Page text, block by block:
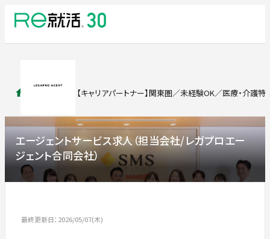
【キャリアパートナー】関東圏／未経験OK／医療・介護
エージェントサービス求人（担当会社/レガプロエー
ジェント合同会社）
最終更新日：2026/05/07(木)